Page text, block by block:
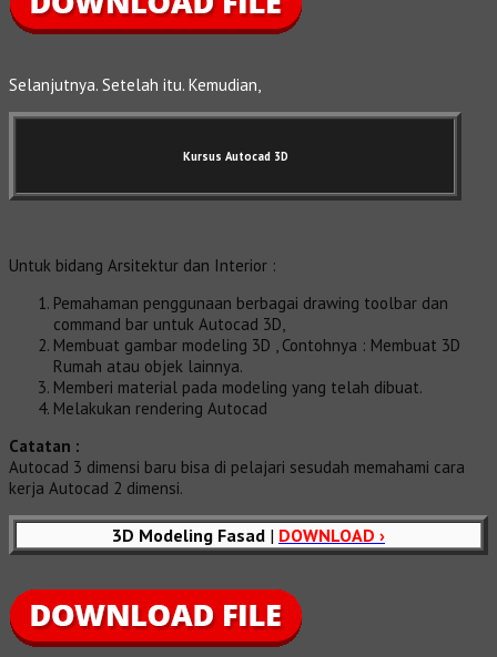
Selanjutnya. Setelah itu. Kemudian,
Kursus Autocad 3D
Untuk bidang Arsitektur dan Interior :
Pemahaman penggunaan berbagai drawing toolbar dan
command bar untuk Autocad 3D,
Membuat gambar modeling 3D , Contohnya : Membuat 3D
Rumah atau objek lainnya.
Memberi material pada modeling yang telah dibuat.
Melakukan rendering Autocad
Catatan :
Autocad 3 dimensi baru bisa di pelajari sesudah memahami cara
kerja Autocad 2 dimensi.
3D Modeling Fasad | DOWNLOAD ›